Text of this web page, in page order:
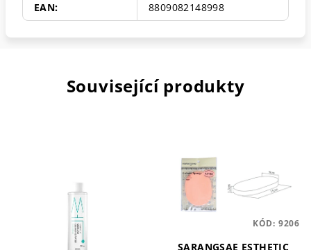
EAN: 8809082148998
Související produkty
SARANGSAE ESTHETIC
KÓD: 9206